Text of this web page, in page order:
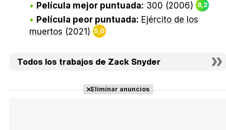
Película mejor puntuada: 300 (2006) 8,2
Película peor puntuada: Ejército de los
muertos (2021) 5,0
Todos los trabajos de Zack Snyder
Eliminar anuncios